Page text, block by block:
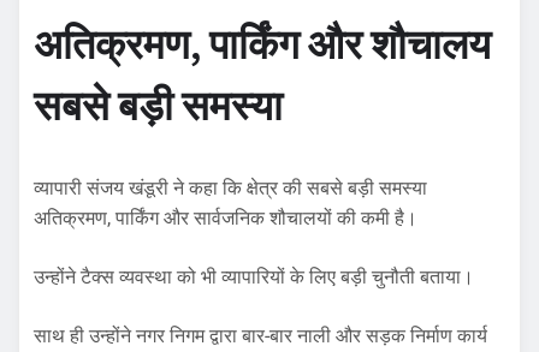
अतिक्रमण, पार्किंग और शौचालय
सबसे बड़ी समस्या
व्यापारी संजय खंडूरी ने कहा कि क्षेत्र की सबसे बड़ी समस्या
अतिक्रमण, पार्किंग और सार्वजनिक शौचालयों की कमी है।
उन्होंने टैक्स व्यवस्था को भी व्यापारियों के लिए बड़ी चुनौती बताया।
साथ ही उन्होंने नगर निगम द्वारा बार-बार नाली और सड़क निर्माण कार्य